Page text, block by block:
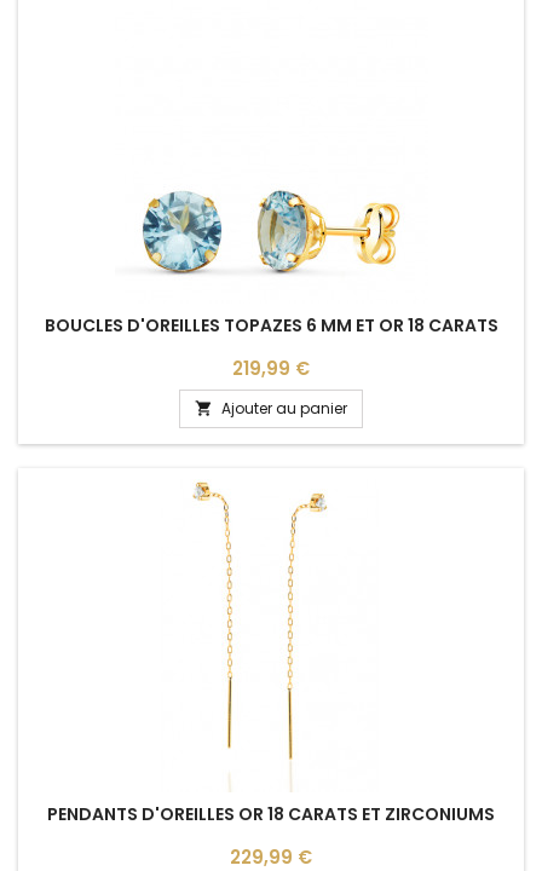
BOUCLES D'OREILLES TOPAZES 6 MM ET OR 18 CARATS
Prix
219,99 €
 Ajouter au panier
PENDANTS D'OREILLES OR 18 CARATS ET ZIRCONIUMS
Prix
229,99 €